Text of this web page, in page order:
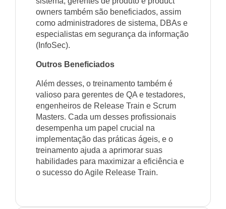
owners também são beneficiados, assim
como administradores de sistema, DBAs e
especialistas em segurança da informação
(InfoSec).
Outros Beneficiados
Além desses, o treinamento também é
valioso para gerentes de QA e testadores,
engenheiros de Release Train e Scrum
Masters. Cada um desses profissionais
desempenha um papel crucial na
implementação das práticas ágeis, e o
treinamento ajuda a aprimorar suas
habilidades para maximizar a eficiência e
o sucesso do Agile Release Train.